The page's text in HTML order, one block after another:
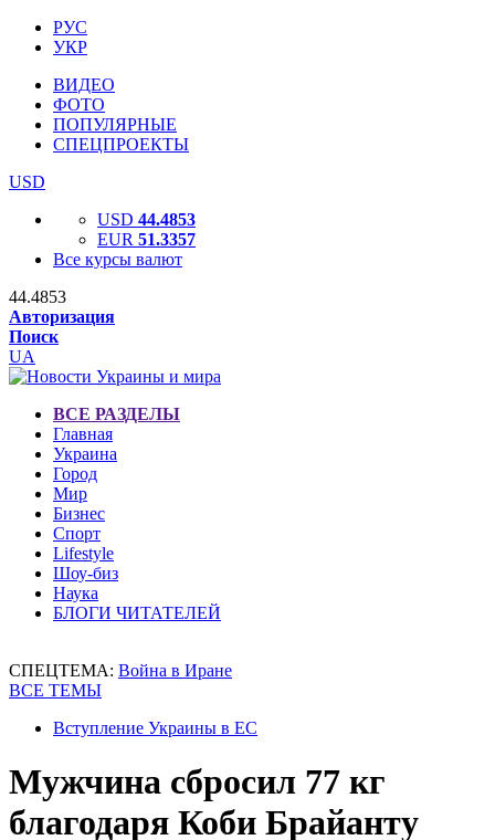
РУС
УКР
ВИДЕО
ФОТО
ПОПУЛЯРНЫЕ
СПЕЦПРОЕКТЫ
USD
USD 44.4853
EUR 51.3357
Все курсы валют
44.4853
Авторизация
Поиск
UA
ВСЕ РАЗДЕЛЫ
Главная
Украина
Город
Мир
Бизнес
Спорт
Lifestyle
Шоу-биз
Наука
БЛОГИ ЧИТАТЕЛЕЙ
СПЕЦТЕМА: Война в Иране
ВСЕ ТЕМЫ
Вступление Украины в ЕС
Мужчина сбросил 77 кг
благодаря Коби Брайанту